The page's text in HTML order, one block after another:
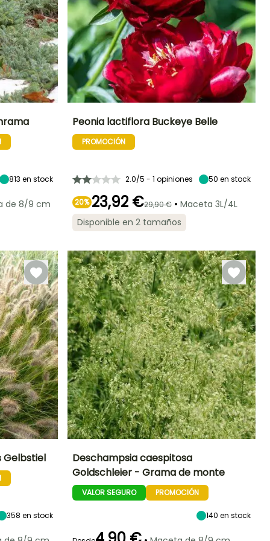
813 en stock
de 8/9 cm
Altura en la
madurez
Periodo de
plantación
razonable
Septiembre a
Noviembre
Rusticidad
Hasta -29°C
Peonia lactiflora Buckeye Belle
PROMOCIÓN
2.0/5 - 1 opiniones 50 en stock
20% 23,92 €29,90 € • Maceta 3L/4L
Disponible en 2 tamaños
Gelbstiel
358 en stock
madurez
90 cm
madurez
90 cm
Semisombra
Deschampsia caespitosa
Goldschleier - Grama de monte
VALOR SEGURO PROMOCIÓN
140 en stock